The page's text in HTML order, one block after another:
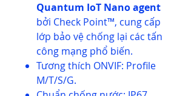
Quantum IoT Nano agent
bởi Check Point™, cung cấp
lớp bảo vệ chống lại các tấn
công mạng phổ biến.
Tương thích ONVIF: Profile
M/T/S/G.